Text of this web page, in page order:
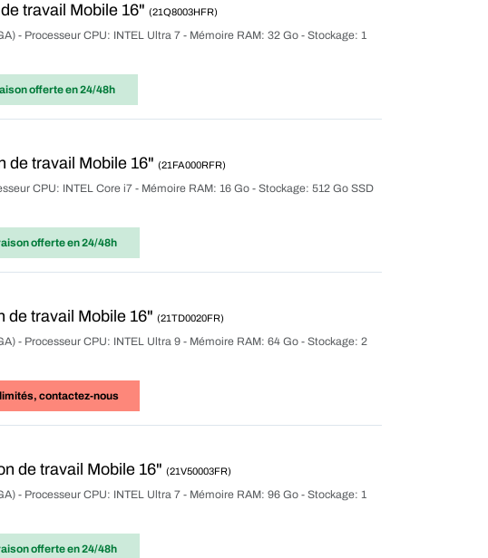
travail Mobile 16" (21Q8003HFR)
- Processeur CPU: INTEL Ultra 7 - Mémoire RAM: 32 Go - Stockage: 1
offerteen 24/48h
de travail Mobile 16" (21FA000RFR)
CPU: INTEL Core i7 - Mémoire RAM: 16 Go - Stockage: 512 Go SSD
offerteen 24/48h
de travail Mobile 16" (21TD0020FR)
- Processeur CPU: INTEL Ultra 9 - Mémoire RAM: 64 Go - Stockage: 2
, contactez-nous
de travail Mobile 16" (21V50003FR)
- Processeur CPU: INTEL Ultra 7 - Mémoire RAM: 96 Go - Stockage: 1
offerteen 24/48h